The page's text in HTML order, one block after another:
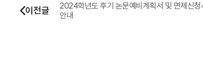
이전글
2024학년도 후기 논문예비계획서 및 면제신청
안내